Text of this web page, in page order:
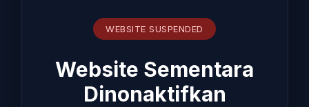
WEBSITE SUSPENDED
Website Sementara
Dinonaktifkan